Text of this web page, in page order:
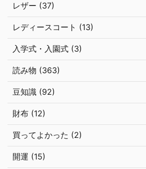
レザー (37)
レディースコート (13)
入学式・入園式 (3)
読み物 (363)
豆知識 (92)
財布 (12)
買ってよかった (2)
開運 (15)